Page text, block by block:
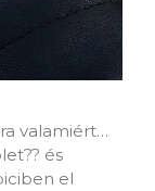
valamiért…
és
el